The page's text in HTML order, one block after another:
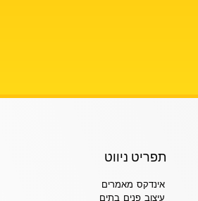
תפריט ניווט
אינדקס מאמרים
עיצוב פנים בתים